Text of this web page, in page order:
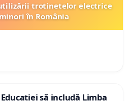
trotinetelor electrice
în România
să includă Limba